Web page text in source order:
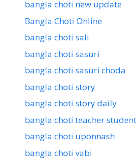
bangla choti new update
Bangla Choti Online
bangla choti sali
bangla choti sasuri
bangla choti sasuri choda
bangla choti story
bangla choti story daily
bangla choti teacher student
bangla choti uponnash
bangla choti vabi